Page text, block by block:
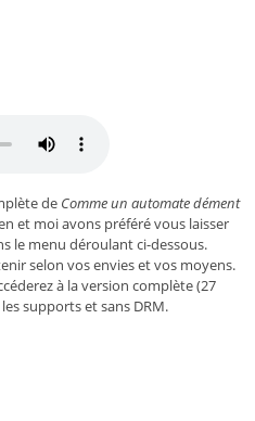
de Comme un automate dément
et moi avons préféré vous laisser
le menu déroulant ci-dessous.
selon vos envies et vos moyens.
à la version complète (27
supports et sans DRM.